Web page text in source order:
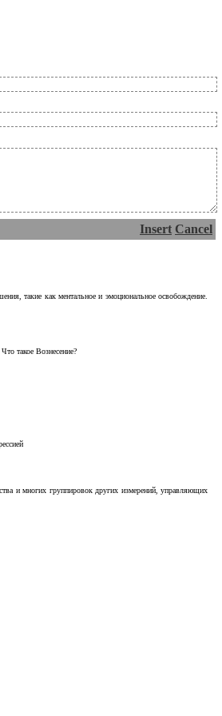
Insert Cancel
такие как ментальное и эмоциональное освобождение.
такое Вознесение?
и многих группировок других измерений, управляющих